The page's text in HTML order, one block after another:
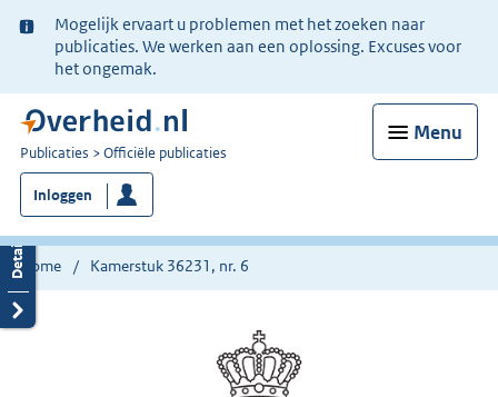
Ter
informatie:
Mogelijk ervaart u problemen met het zoeken naar
publicaties. We werken aan een oplossing. Excuses voor
het ongemak.
Menu
U
bent
nu
hier:
Publicaties Officiële publicaties
Inloggen
Home Kamerstuk 36231, nr. 6